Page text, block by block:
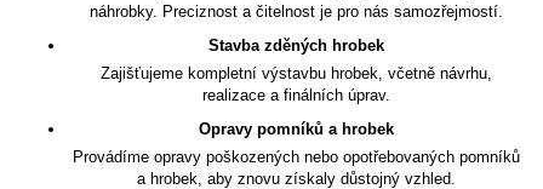
náhrobky. Preciznost a čitelnost je pro nás samozřejmostí.
Stavba zděných hrobek
Zajišťujeme kompletní výstavbu hrobek, včetně návrhu,
realizace a finálních úprav.
Opravy pomníků a hrobek
Provádíme opravy poškozených nebo opotřebovaných pomníků
a hrobek, aby znovu získaly důstojný vzhled.